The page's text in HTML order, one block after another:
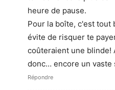
heure de pause.
Pour la boîte, c'est tout
évite de risquer te
coûteraient une blinde!
donc… encore un vaste
Répondre